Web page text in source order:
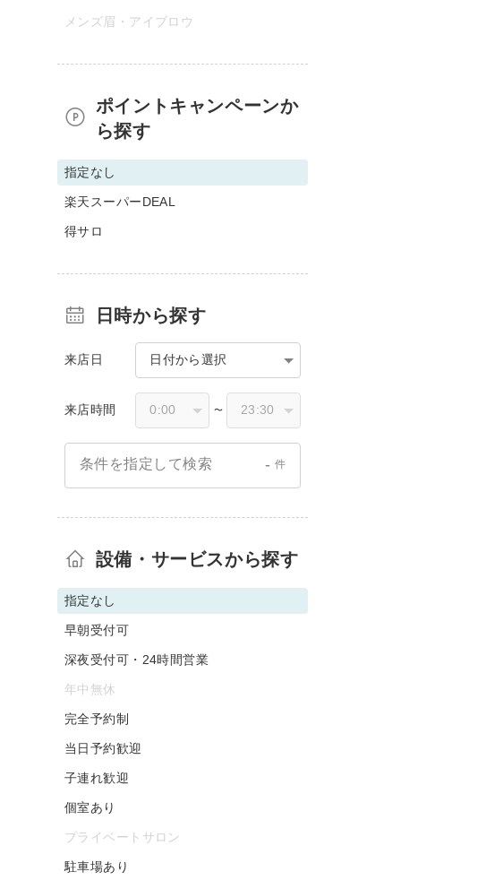
メンズ眉・アイブロウ
ポイントキャンペーンか
ら探す
指定なし
楽天スーパーDEAL
得サロ
日時から探す
来店日 日付から選択
来店時間 〜
条件を指定して検索 - 件
設備・サービスから探す
指定なし
早朝受付可
深夜受付可・24時間営業
年中無休
完全予約制
当日予約歓迎
子連れ歓迎
個室あり
プライベートサロン
駐車場あり